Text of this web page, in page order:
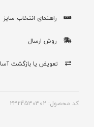
راهنمای انتخاب سایز
روش ارسال
تعویض یا بازگشت
کد محصول: 2324530302